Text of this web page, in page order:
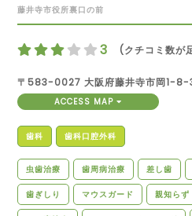
藤井寺市役所裏口の前
3 (クチコミ数が
〒583-0027 大阪府藤井寺市岡1-8-
ACCESS MAP
歯科 歯科口腔外科
虫歯治療 歯周病治療 差し歯
歯ぎしり マウスガード 親知らず